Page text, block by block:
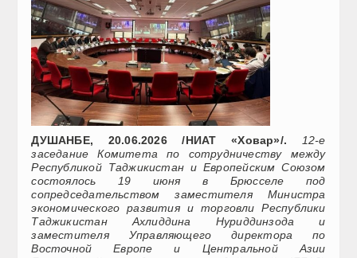
ДУШАНБЕ, 20.06.2026 /НИАТ «Ховар»/.
12-е
заседание Комитета по сотрудничеству между
Республикой Таджикистан и Европейским Союзом
состоялось 19 июня в Брюсселе под
сопредседательством заместителя Министра
экономического развития и торговли Республики
Таджикистан Ахлиддина Нуриддинзода и
заместителя Управляющего директора по
Восточной Европе и Центральной Азии